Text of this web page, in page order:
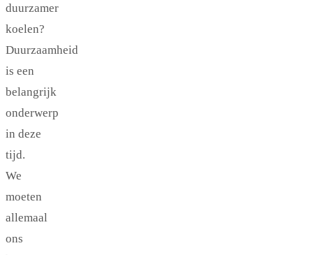
duurzamer
koelen?
Duurzaamheid
is een
belangrijk
onderwerp
in deze
tijd.
We
moeten
allemaal
ons